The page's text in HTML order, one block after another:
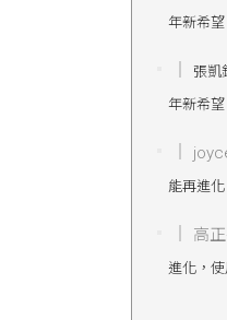
年新希
張凱
年新希
能再進
高
進化，